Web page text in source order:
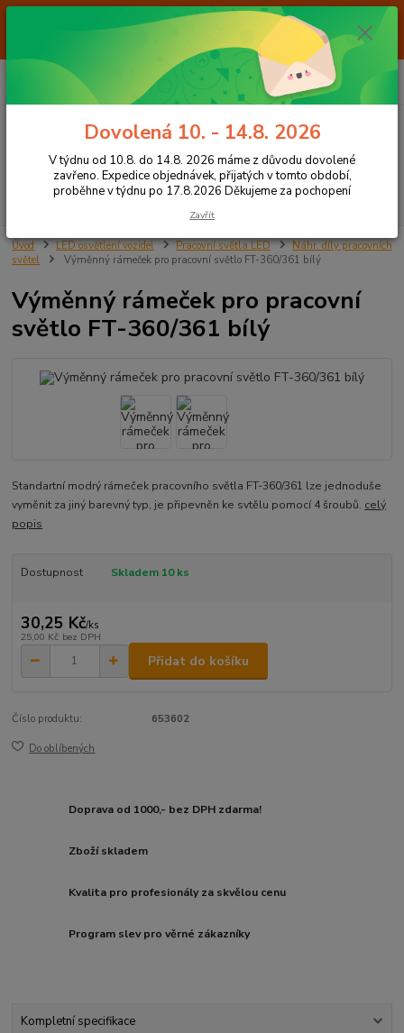
Od 7.8. do 14.8. 2026 máme z důvodu dovolené ZAVŘENO. Expedice
objednávek, přijatých v tomto období, proběhne v týdnu po 17.8.2026
Děkujeme za pochopení
CZK
Hledat
+420 605 283 713
za0,00 Kč
Úvod LED osvětlení vozidel Pracovní světla LED
Náhr. díly pracovních
světel
Výměnný rámeček pro pracovní světlo FT-360/361 bílý
Výměnný rámeček pro pracovní
světlo FT-360/361 bílý
Standartní modrý rámeček pracovního světla FT-360/361 lze jednoduše
vyměnit za jiný barevný typ, je připevněn ke svtělu pomocí 4 šroubů. celý
popis
Dostupnost Skladem 10 ks
30,25 Kč/ks
25,00 Kč bez DPH
Přidat do košíku
Číslo produktu: 653602
Do oblíbených
Doprava od 1000,- bez DPH zdarma!
Zboží skladem
Kvalita pro profesionály za skvělou cenu
Program slev pro věrné zákazníky
Kompletní specifikace
Dovolená 10. - 14.8. 2026
V týdnu od 10.8. do 14.8. 2026 máme z důvodu dovolené
zavřeno. Expedice objednávek, přijatých v tomto období,
proběhne v týdnu po 17.8.2026 Děkujeme za pochopení
Zavřít